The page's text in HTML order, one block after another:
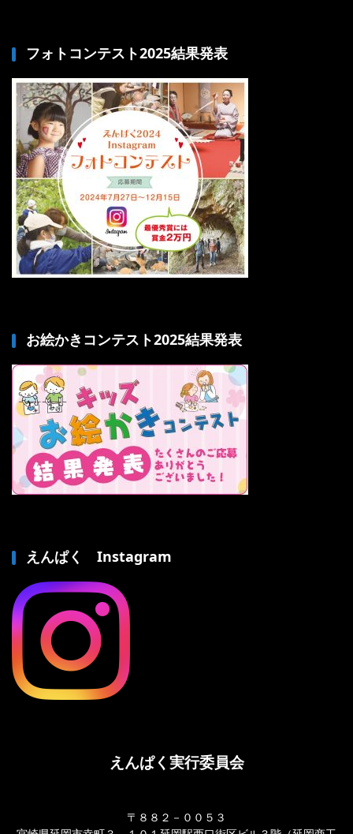
フォトコンテスト2025結果発表
お絵かきコンテスト2025結果発表
えんぱく Instagram
えんぱく実行委員会
〒８８２－００５３